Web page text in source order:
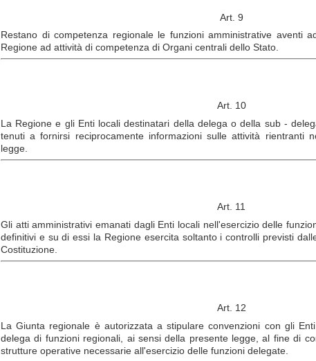
Art. 9
Restano di competenza regionale le funzioni amministrative aventi
Regione ad attività di competenza di Organi centrali dello Stato.
Art. 10
La Regione e gli Enti locali destinatari della delega o della sub -
tenuti a fornirsi reciprocamente informazioni sulle attività rientranti
legge.
Art. 11
Gli atti amministrativi emanati dagli Enti locali nell'esercizio delle
definitivi e su di essi la Regione esercita soltanto i controlli previsti
Costituzione.
Art. 12
La Giunta regionale è autorizzata a stipulare convenzioni con gli
delega di funzioni regionali, ai sensi della presente legge, al fine di
strutture operative necessarie all'esercizio delle funzioni delegate.